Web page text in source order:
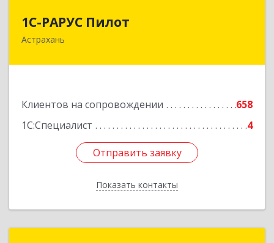
1С-РАРУС Пилот
Астрахань
Клиентов на сопровождении
658
1С:Специалист
4
Отправить заявку
Показать контакты
Отправить заявку
Назад